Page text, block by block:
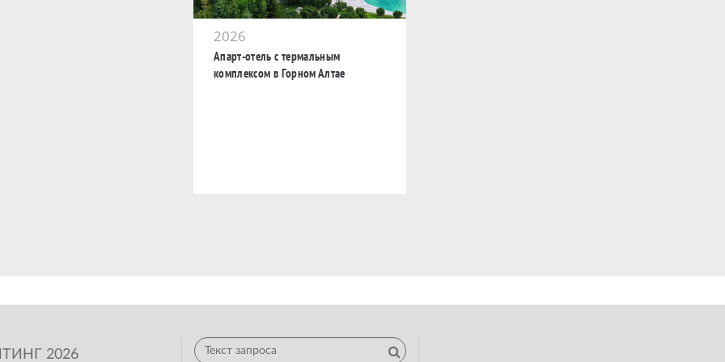
2026
Апарт-отель с термальным
комплексом в Горном Алтае
2026